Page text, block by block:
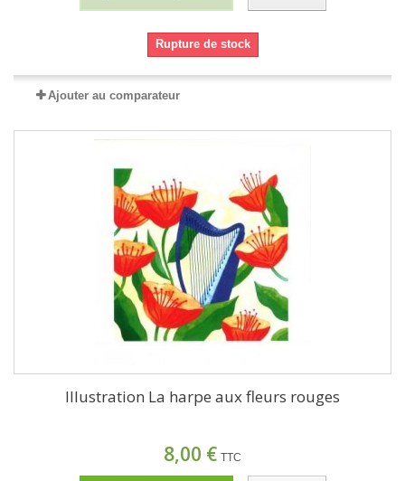
Rupture de stock
Ajouter au comparateur
Illustration La harpe aux fleurs rouges
8,00 € TTC